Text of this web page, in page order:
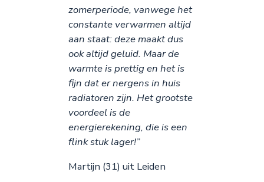
zomerperiode, vanwege het
constante verwarmen altijd
aan staat: deze maakt dus
ook altijd geluid. Maar de
warmte is prettig en het is
fijn dat er nergens in huis
radiatoren zijn. Het grootste
voordeel is de
energierekening, die is een
flink stuk lager!”
Martijn (31) uit Leiden